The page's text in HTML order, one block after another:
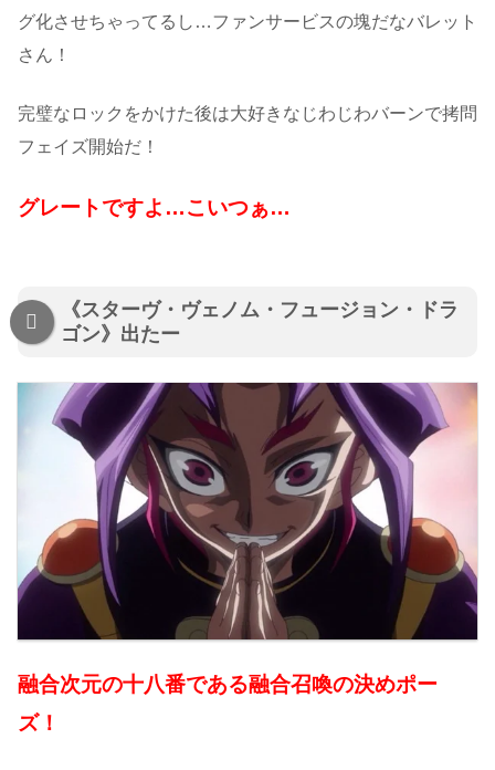
グ化させちゃってるし…ファンサービスの塊だなバレット
さん！
完璧なロックをかけた後は大好きなじわじわバーンで拷問
フェイズ開始だ！
グレートですよ…こいつぁ…
《スターヴ・ヴェノム・フュージョン・ドラ
ゴン》出たー
融合次元の十八番である融合召喚の決めポー
ズ！